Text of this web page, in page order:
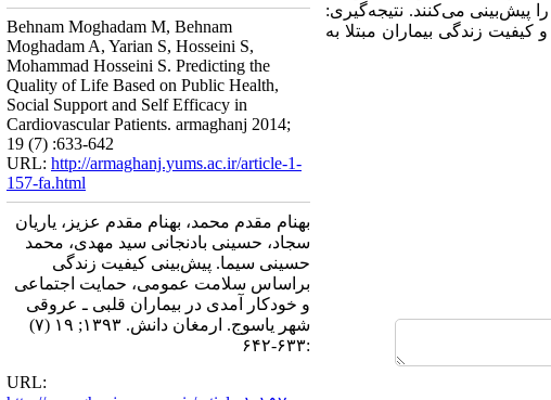
متغیر ملاک را پیش‌بینی می‌کنند. نتیجه‌گیری:
زندگی بیماران مبتلا به
Behnam Moghadam M, Behnam
Moghadam A, Yarian S, Hosseini S,
Mohammad Hosseini S. Predicting the
Quality of Life Based on Public Health,
Social Support and Self Efficacy in
Cardiovascular Patients. armaghanj 2014;
19 (7) :633-642
URL: http://armaghanj.yums.ac.ir/article-1-
157-fa.html
بهنام مقدم محمد، بهنام مقدم عزیز، یاریان
سجاد، حسینی بادنجانی سید مهدی، محمد
حسینی سیما. پیش‌بینی کیفیت زندگی
براساس سلامت عمومی، حمایت اجتماعی
و خودکار آمدی در بیماران قلبی ـ عروقی
شهر یاسوج. ارمغان دانش. ۱۳۹۳; ۱۹ (۷)
:۶۳۳-۶۴۲
URL: